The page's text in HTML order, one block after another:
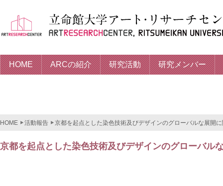
HOME ARCの紹介 研究活動 研究メンバー
HOME 活動報告 京都を起点とした染色技術及びデザインのグローバルな展開
京都を起点とした染色技術及びデザインのグローバル